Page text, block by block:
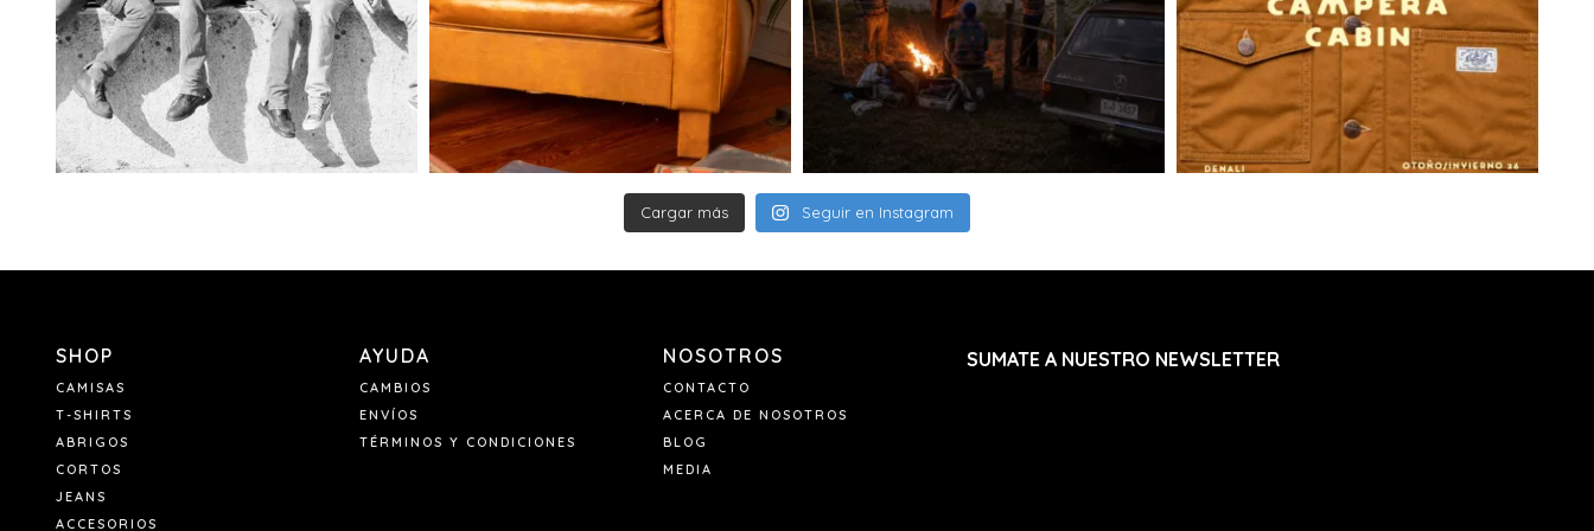
paquete, el transportista dejará una tarjeta de aviso y se
realizará un segundo intento de visita el siguiente día hábil.
Si tanto en el 1er como en el 2do intento no se completa la
entrega, el paquete volverá a Joaquín Nuñez 2705 Ap. 601 y se
mantendrá allí durante 20 días para que puedas retirarlo. Si no
es retirado, el pedido será devuelto a nuestras oficinas y te
contactaremos para coordinar una nueva entrega abonando un
nuevo costo de envío. De no realizarse el pago para el nuevo
envío dentro de los 30 días siguientes, la marca se reserva el
derecho de anular el pedido.
Cargar más Seguir en Instagram
SHOP
CAMISAS
T-SHIRTS
ABRIGOS
CORTOS
JEANS
ACCESORIOS
AYUDA
CAMBIOS
ENVÍOS
TÉRMINOS Y CONDICIONES
NOSOTROS
CONTACTO
ACERCA DE NOSOTROS
BLOG
MEDIA
SUMATE A NUESTRO NEWSLETTER